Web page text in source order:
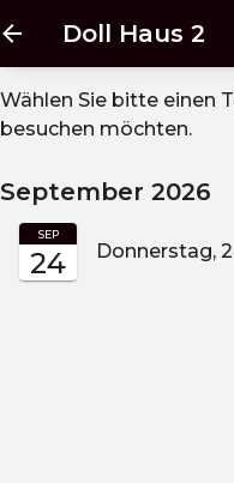
Doll Haus 2
Wählen Sie bitte einen
besuchen möchten.
September 2026
24
SEP
Donnerstag,